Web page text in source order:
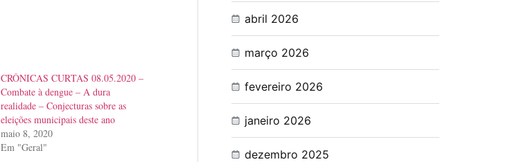
CRÔNICAS CURTAS 08.05.2020 –
Combate à dengue – A dura
realidade – Conjecturas sobre as
eleições municipais deste ano
maio 8, 2020
Em "Geral"
abril 2026
março 2026
fevereiro 2026
janeiro 2026
dezembro 2025